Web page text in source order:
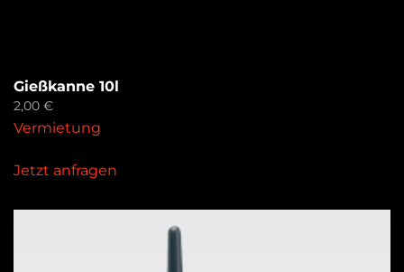
Gießkanne 10l
2,00 €
Vermietung
Jetzt anfragen